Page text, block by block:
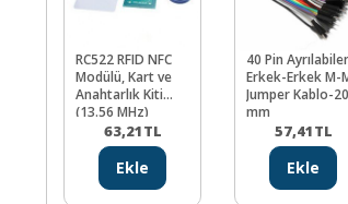
RC522 RFID NFC
Modülü, Kart ve
Anahtarlık Kiti
(13.56 MHz)
63,21TL
Ekle
40 Pin
Erkek-Erkek M-
Jumper Kablo-
mm
57,41TL
Ekle